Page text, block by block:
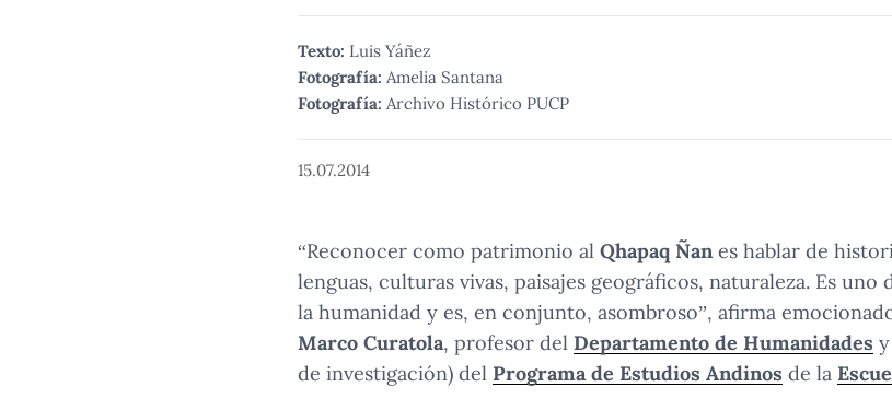
Texto: Luis Yáñez
Fotografía: Amelia Santana
Fotografía: Archivo Histórico PUCP
15.07.2014
“Reconocer como patrimonio al Qhapaq Ñan es hablar de
lenguas, culturas vivas, paisajes geográficos, naturaleza. Es
la humanidad y es, en conjunto, asombroso”, afirma
Marco Curatola, profesor del Departamento de Humanidades
de investigación) del Programa de Estudios Andinos de la